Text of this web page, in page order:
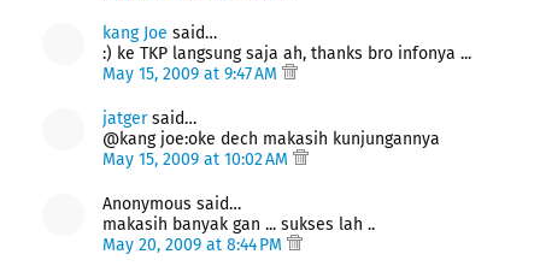
kang Joe said…
:) ke TKP langsung saja ah, thanks bro infonya ...
May 15, 2009 at 9:47 AM
jatgersaid…
@kang joe:oke dech makasih kunjungannya
May 15, 2009 at 10:02 AM
Anonymous said…
makasih banyak gan ... sukses lah ..
May 20, 2009 at 8:44 PM